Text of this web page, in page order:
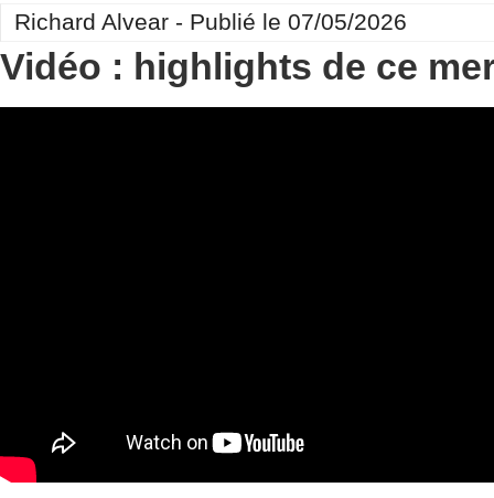
Richard Alvear - Publié le 07/05/2026
Vidéo : highlights de ce